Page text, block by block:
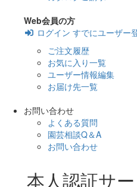
Web会員の方
ログイン すでにユーザー
ご注文履歴
お気に入り一覧
ユーザー情報編集
お届け先一覧
お問い合わせ
よくある質問
園芸相談Q＆A
お問い合わせ
本人認証サ